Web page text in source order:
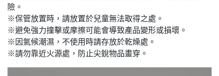
險。
※保管放置時，請放置於兒童無法取得之處。
※避免強力撞擊或摩擦可能會導致產品變形或損壞。
※因氣候潮濕，不使用時請存放於乾燥處。
※請勿靠近火源處，防止尖銳物品畫穿。